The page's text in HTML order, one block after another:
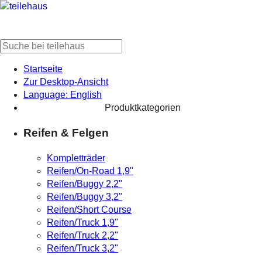
Startseite
Zur Desktop-Ansicht
Language: English
Produktkategorien
Reifen & Felgen
Kompletträder
Reifen/On-Road 1,9"
Reifen/Buggy 2,2"
Reifen/Buggy 3,2"
Reifen/Short Course
Reifen/Truck 1,9"
Reifen/Truck 2,2"
Reifen/Truck 3,2"